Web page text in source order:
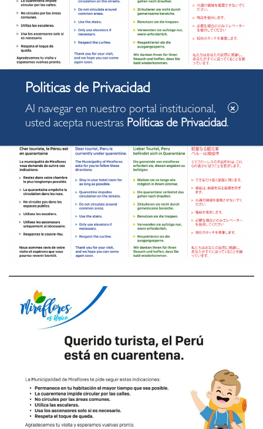
Al navegar en nuestro portal institucional,
usted acepta nuestras Politicas de Privacidad.